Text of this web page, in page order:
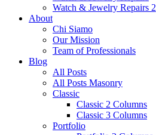
Watch & Jewelry Repairs 2
About
Chi Siamo
Our Mission
Team of Professionals
Blog
All Posts
All Posts Masonry
Classic
Classic 2 Columns
Classic 3 Columns
Portfolio